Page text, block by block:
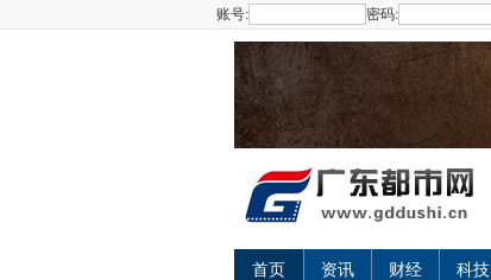
账号: 密码:
首页 资讯 财经 科技